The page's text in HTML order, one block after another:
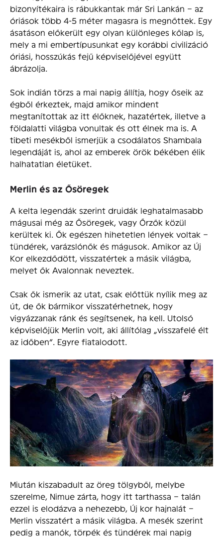
bizonyítékaira is rábukkantak már Sri Lankán – az
óriások több 4-5 méter magasra is megnőttek. Egy
ásatáson előkerült egy olyan különleges kőlap is,
mely a mi embertípusunkat egy korábbi civilizáció
óriási, hosszúkás fejű képviselőjével együtt
ábrázolja.
Sok indián törzs a mai napig állítja, hogy őseik az
égből érkeztek, majd amikor mindent
megtanítottak az itt élőknek, hazatértek, illetve a
földalatti világba vonultak és ott élnek ma is. A
tibeti mesékből ismerjük a csodálatos Shambala
legendáját is, ahol az emberek örök békében élik
halhatatlan életüket.
Merlin és az Ősöregek
A kelta legendák szerint druidák leghatalmasabb
mágusai még az Ősöregek, vagy Őrzők közül
kerültek ki. Ők egészen hihetetlen lények voltak –
tündérek, varázslónők és mágusok. Amikor az Új
Kor elkezdődött, visszatértek a másik világba,
melyet ők Avalonnak neveztek.
Csak ők ismerik az utat, csak előttük nyílik meg az
út, de ők bármikor visszatérhetnek, hogy
vigyázzanak ránk és segítsenek, ha kell. Utolsó
képviselőjük Merlin volt, aki állítólag „visszafelé élt
az időben”. Egyre fiatalodott.
Miután kiszabadult az öreg tölgyből, melybe
szerelme, Nimue zárta, hogy itt tarthassa – talán
ezzel is elodázva a nehezebb, Új kor hajnalát –
Merlin visszatért a másik világba. A mesék szerint
pedig a manók, törpék és tündérek mai napig